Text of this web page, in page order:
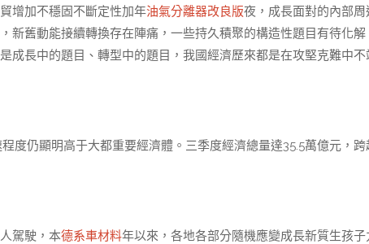
增加不穩固不斷定性加年油氣分離器改良版夜，成長面對的內部周
新舊動能接續轉換存在陣痛，一些持久積聚的構造性題目有待化解
成長中的題目、轉型中的題目，我國經濟歷來都是在攻堅克難中不
度仍顯明高于大都重要經濟體。三季度經濟總量達35.5萬億元，跨
駕駛，本德系車材料年以來，各地各部分隨機應變成長新質生孩子